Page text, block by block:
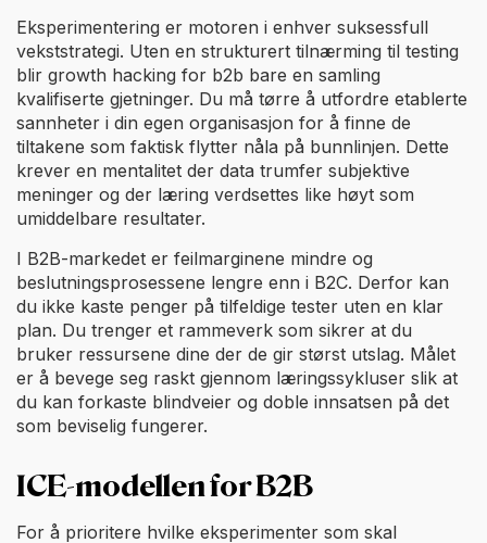
Eksperimentering er motoren i enhver suksessfull
vekststrategi. Uten en strukturert tilnærming til testing
blir growth hacking for b2b bare en samling
kvalifiserte gjetninger. Du må tørre å utfordre etablerte
sannheter i din egen organisasjon for å finne de
tiltakene som faktisk flytter nåla på bunnlinjen. Dette
krever en mentalitet der data trumfer subjektive
meninger og der læring verdsettes like høyt som
umiddelbare resultater.
I B2B-markedet er feilmarginene mindre og
beslutningsprosessene lengre enn i B2C. Derfor kan
du ikke kaste penger på tilfeldige tester uten en klar
plan. Du trenger et rammeverk som sikrer at du
bruker ressursene dine der de gir størst utslag. Målet
er å bevege seg raskt gjennom læringssykluser slik at
du kan forkaste blindveier og doble innsatsen på det
som beviselig fungerer.
ICE-modellen for B2B
For å prioritere hvilke eksperimenter som skal